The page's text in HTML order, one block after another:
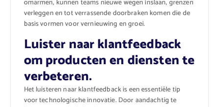
omarmen, kunnen teams nieuwe wegen inslaan, grenzen
verleggen en tot verrassende doorbraken komen die de
basis vormen voor vernieuwing en groei.
Luister naar klantfeedback
om producten en diensten te
verbeteren.
Het luisteren naar klantfeedback is een essentiële tip
voor technologische innovatie. Door aandachtig te